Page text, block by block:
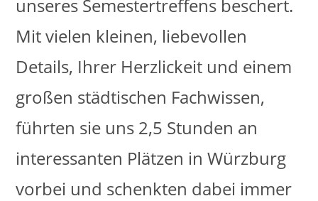
unseres Semestertreffens beschert.
Mit vielen kleinen, liebevollen
Details, Ihrer Herzlickeit und einem
großen städtischen Fachwissen,
führten sie uns 2,5 Stunden an
interessanten Plätzen in Würzburg
vorbei und schenkten dabei immer